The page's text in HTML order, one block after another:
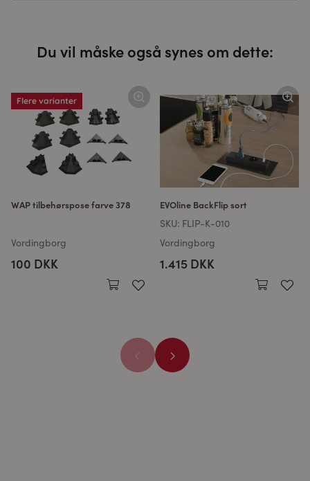
Du vil måske også synes om dette:
Flere varianter
WAP tilbehørspose farve 378
Vordingborg
100 DKK
EVOline BackFlip sort
SKU: FLIP-K-010
Vordingborg
1.415 DKK